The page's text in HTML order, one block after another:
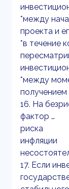
*между
проекта и
*в течение
*между
16. На
фактор …
риска
инфляции
17. Если